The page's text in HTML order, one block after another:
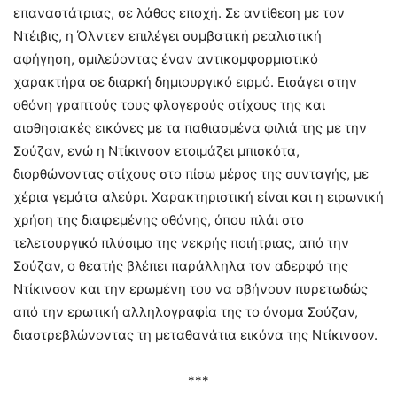
επαναστάτριας, σε λάθος εποχή. Σε αντίθεση με τον
Ντέιβις, η Όλντεν επιλέγει συμβατική ρεαλιστική
αφήγηση, σμιλεύοντας έναν αντικομφορμιστικό
χαρακτήρα σε διαρκή δημιουργικό ειρμό. Εισάγει στην
οθόνη γραπτούς τους φλογερούς στίχους της και
αισθησιακές εικόνες με τα παθιασμένα φιλιά της με την
Σούζαν, ενώ η Ντίκινσον ετοιμάζει μπισκότα,
διορθώνοντας στίχους στο πίσω μέρος της συνταγής, με
χέρια γεμάτα αλεύρι. Χαρακτηριστική είναι και η ειρωνική
χρήση της διαιρεμένης οθόνης, όπου πλάι στο
τελετουργικό πλύσιμο της νεκρής ποιήτριας, από την
Σούζαν, ο θεατής βλέπει παράλληλα τον αδερφό της
Ντίκινσον και την ερωμένη του να σβήνουν πυρετωδώς
από την ερωτική αλληλογραφία της το όνομα Σούζαν,
διαστρεβλώνοντας τη μεταθανάτια εικόνα της Ντίκινσον.
***